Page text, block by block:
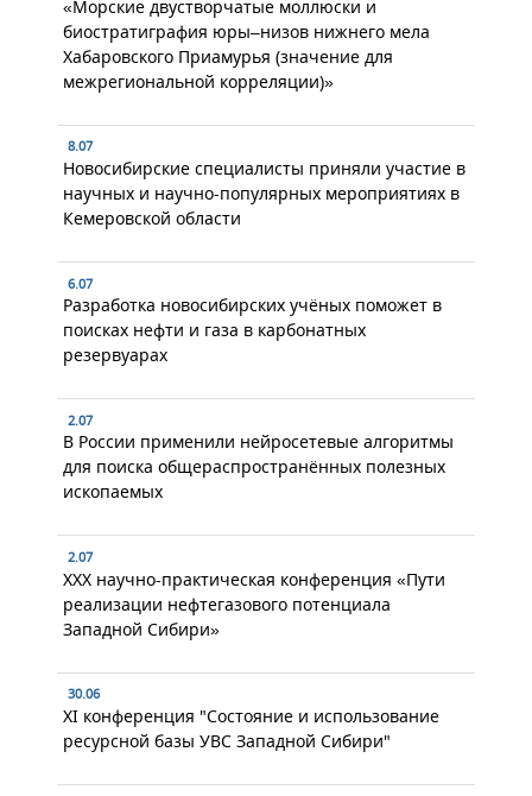
«Морские двустворчатые моллюски и
биостратиграфия юры–низов нижнего мела
Хабаровского Приамурья (значение для
межрегиональной корреляции)»
8.07
Новосибирские специалисты приняли участие в
научных и научно-популярных мероприятиях в
Кемеровской области
6.07
Разработка новосибирских учёных поможет в
поисках нефти и газа в карбонатных
резервуарах
2.07
В России применили нейросетевые алгоритмы
для поиска общераспространённых полезных
ископаемых
2.07
XXX научно-практическая конференция «Пути
реализации нефтегазового потенциала
Западной Сибири»
30.06
XI конференция "Состояние и использование
ресурсной базы УВС Западной Сибири"